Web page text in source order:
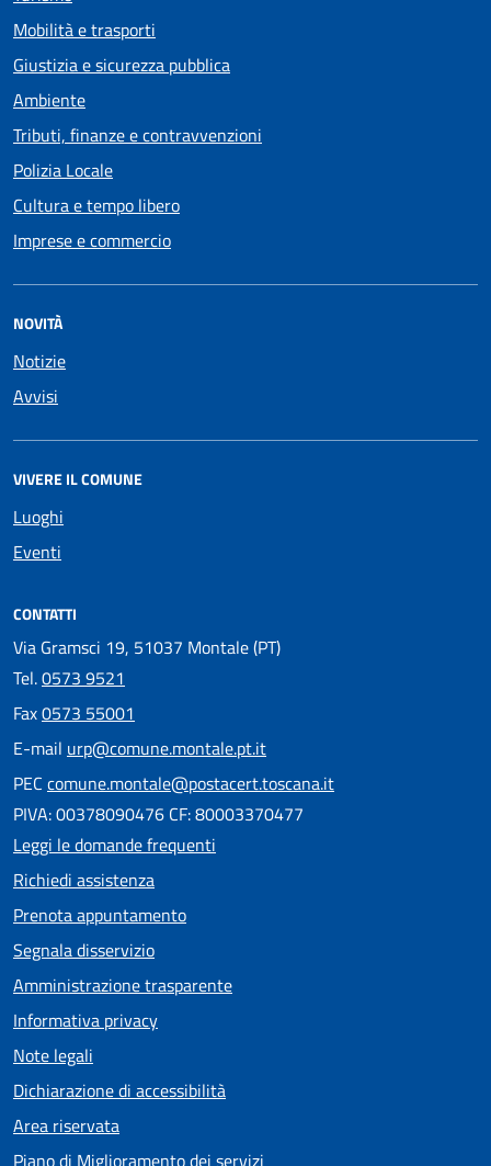
Mobilità e trasporti
Giustizia e sicurezza pubblica
Ambiente
Tributi, finanze e contravvenzioni
Polizia Locale
Cultura e tempo libero
Imprese e commercio
NOVITÀ
Notizie
Avvisi
VIVERE IL COMUNE
Luoghi
Eventi
CONTATTI
Via Gramsci 19, 51037 Montale (PT)
Tel.0573 9521
Fax0573 55001
E-mail urp@comune.montale.pt.it
PEC comune.montale@postacert.toscana.it
PIVA: 00378090476 CF: 80003370477
Leggi le domande frequenti
Richiedi assistenza
Prenota appuntamento
Segnala disservizio
Amministrazione trasparente
Informativa privacy
Note legali
Dichiarazione di accessibilità
Area riservata
Piano di Miglioramento dei servizi